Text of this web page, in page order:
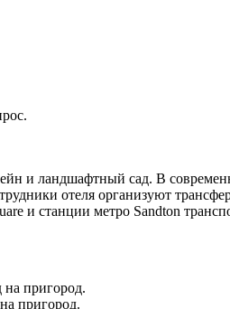
и ландшафтный сад. В
отеля организуют
и станции метро Sandton
пригород.
пригород.